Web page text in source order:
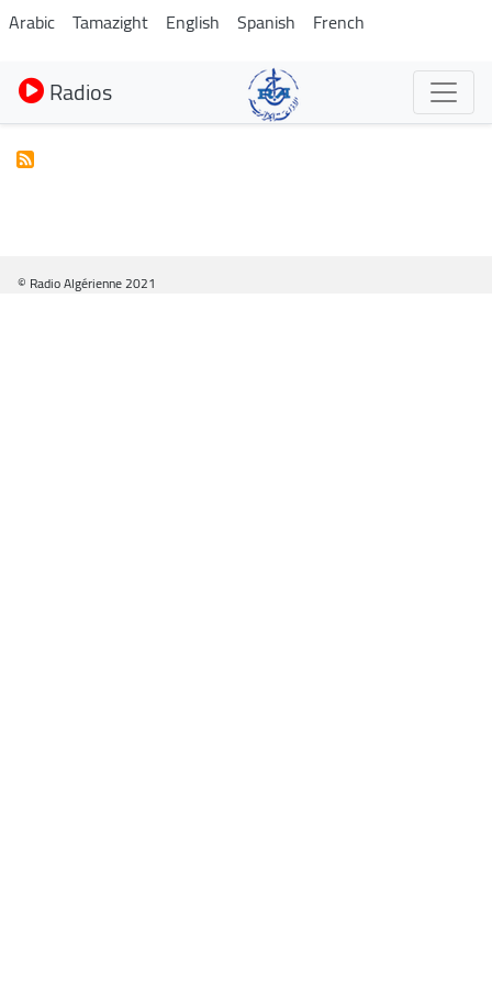
Aller
au
contenu
principal
Arabic Tamazight English Spanish French
Radios
© Radio Algérienne 2021